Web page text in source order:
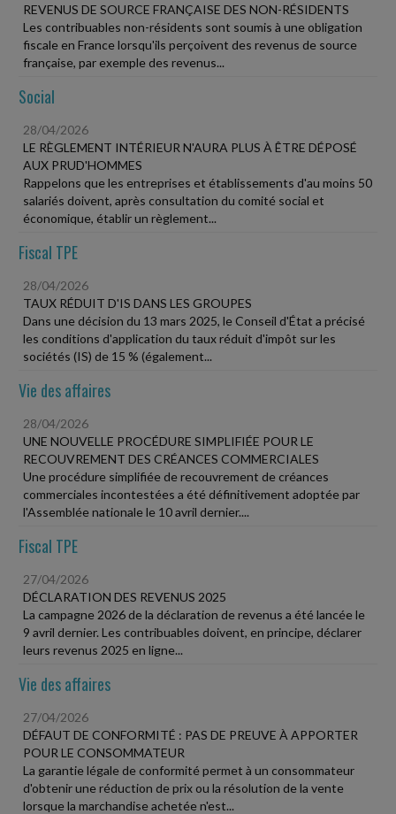
REVENUS DE SOURCE FRANÇAISE DES NON-RÉSIDENTS
Les contribuables non-résidents sont soumis à une obligation
fiscale en France lorsqu'ils perçoivent des revenus de source
française, par exemple des revenus...
Social
28/04/2026
LE RÈGLEMENT INTÉRIEUR N'AURA PLUS À ÊTRE DÉPOSÉ
AUX PRUD'HOMMES
Rappelons que les entreprises et établissements d'au moins 50
salariés doivent, après consultation du comité social et
économique, établir un règlement...
Fiscal TPE
28/04/2026
TAUX RÉDUIT D'IS DANS LES GROUPES
Dans une décision du 13 mars 2025, le Conseil d'État a précisé
les conditions d'application du taux réduit d'impôt sur les
sociétés (IS) de 15 % (également...
Vie des affaires
28/04/2026
UNE NOUVELLE PROCÉDURE SIMPLIFIÉE POUR LE
RECOUVREMENT DES CRÉANCES COMMERCIALES
Une procédure simplifiée de recouvrement de créances
commerciales incontestées a été définitivement adoptée par
l'Assemblée nationale le 10 avril dernier....
Fiscal TPE
27/04/2026
DÉCLARATION DES REVENUS 2025
La campagne 2026 de la déclaration de revenus a été lancée le
9 avril dernier. Les contribuables doivent, en principe, déclarer
leurs revenus 2025 en ligne...
Vie des affaires
27/04/2026
DÉFAUT DE CONFORMITÉ : PAS DE PREUVE À APPORTER
POUR LE CONSOMMATEUR
La garantie légale de conformité permet à un consommateur
d'obtenir une réduction de prix ou la résolution de la vente
lorsque la marchandise achetée n'est...